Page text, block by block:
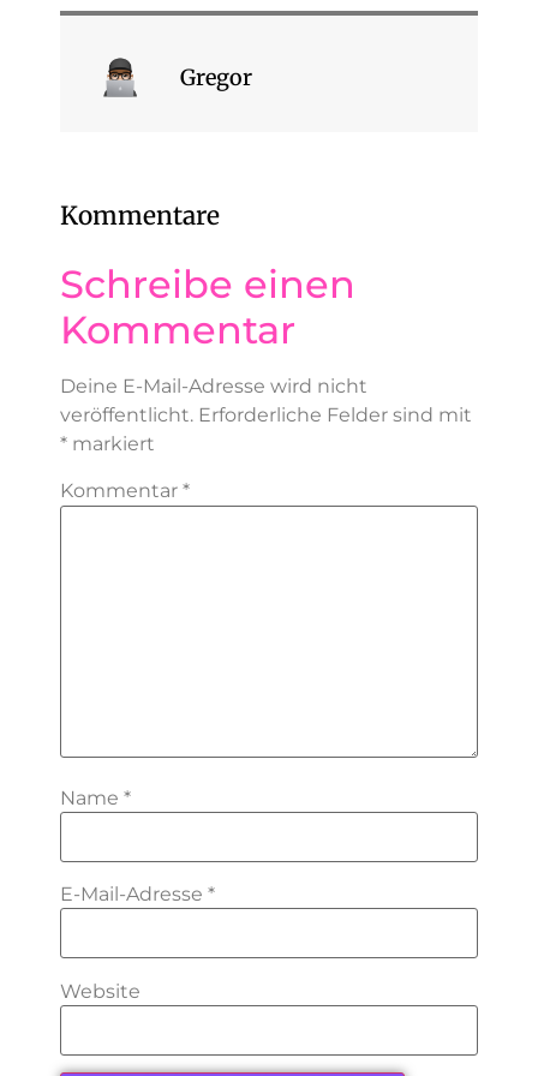
Gregor
Kommentare
Schreibe einen
Kommentar
Deine E-Mail-Adresse wird nicht
veröffentlicht. Erforderliche Felder sind mit
* markiert
Kommentar *
Name *
E-Mail-Adresse *
Website